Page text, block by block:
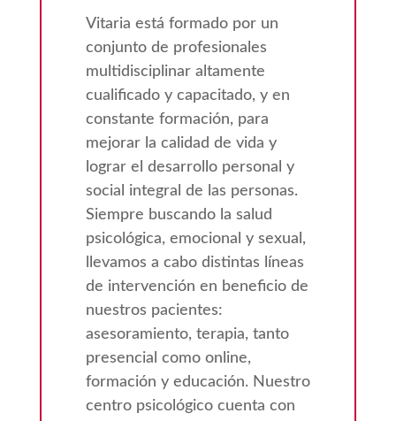
Vitaria está formado por un
conjunto de profesionales
multidisciplinar altamente
cualificado y capacitado, y en
constante formación, para
mejorar la calidad de vida y
lograr el desarrollo personal y
social integral de las personas.
Siempre buscando la salud
psicológica, emocional y sexual,
llevamos a cabo distintas líneas
de intervención en beneficio de
nuestros pacientes:
asesoramiento, terapia, tanto
presencial como online,
formación y educación. Nuestro
centro psicológico cuenta con